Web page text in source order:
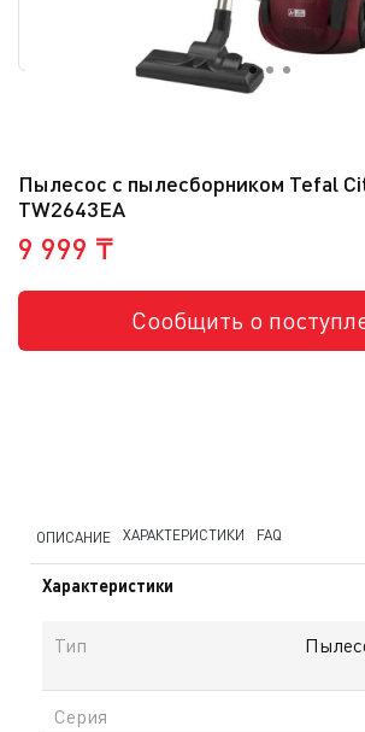
Пылесос с пылесборником Tefal
TW2643EA
9 999 ₸
Сообщить о
ОПИСАНИЕ ХАРАКТЕРИСТИКИ FAQ
Характеристики
Тип
Серия